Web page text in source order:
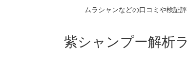
ムラシャンなどの口コミや検証
紫シャンプー解析